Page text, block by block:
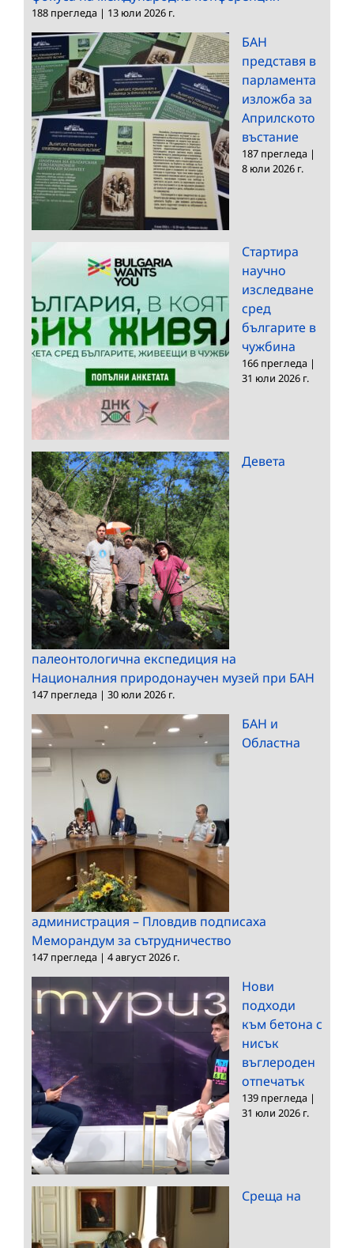
188 прегледа | 13 юли 2026 г.
БАН
представя в
парламента
изложба за
Априлското
въстание
187 прегледа |
8 юли 2026 г.
Стартира
научно
изследване
сред
българите в
чужбина
166 прегледа |
31 юли 2026 г.
Девета
палеонтологична експедиция на
Националния природонаучен музей при БАН
147 прегледа | 30 юли 2026 г.
БАН и
Областна
администрация – Пловдив подписаха
Меморандум за сътрудничество
147 прегледа | 4 август 2026 г.
Нови
подходи
към бетона с
нисък
въглероден
отпечатък
139 прегледа |
31 юли 2026 г.
Среща на